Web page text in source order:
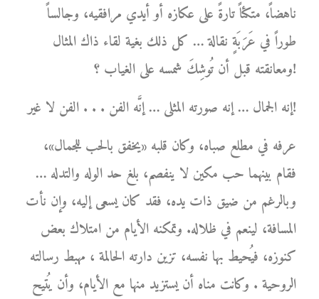
ناهضاً، متكئاً تارةً على عكازه أو أيدي مرافقيه، وجالساً
طوراً في عَرَبَةٍ نقالة … كل ذلك بغية لقاء ذاك المثال
ومعانقته قبل أن تُوشِكَ شمسه على الغياب ؟!
إنه الجمال … إنه صورته المثلى … إنَّه الفن . . . الفن لا غير!
عرفه في مطلع صباه، وكان قلبه «يخفق بالحب للجمال»،
فقام بينهما حب مكين لا ينفصم، بلغ حد الوله والتدله …
وبالرغم من ضيق ذات يده، فقد كان يسعى إليه، وإن نأت
المسافة، لينعم في ظلاله. وتمكنه الأيام من امتلاك بعض
كنوزه، فيُحيط بها نفسه، تزين دارته الحالمة ، مهبط رسالته
الروحية . وكانت مناه أن يستزيد منها مع الأيام، وأن يُتيح